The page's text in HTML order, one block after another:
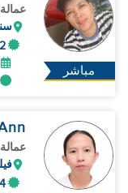
مباشر